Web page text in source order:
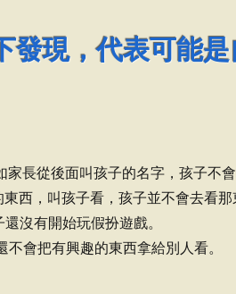
發現，代表可能是
家長從後面叫孩子的名字，孩子不
西，叫孩子看，孩子並不會去看那
沒有開始玩假扮遊戲。
會把有興趣的東西拿給別人看。